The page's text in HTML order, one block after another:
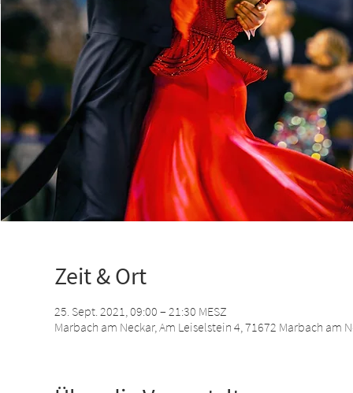
Zeit & Ort
25. Sept. 2021, 09:00 – 21:30 MESZ
Marbach am Neckar, Am Leiselstein 4, 71672 Marbach am